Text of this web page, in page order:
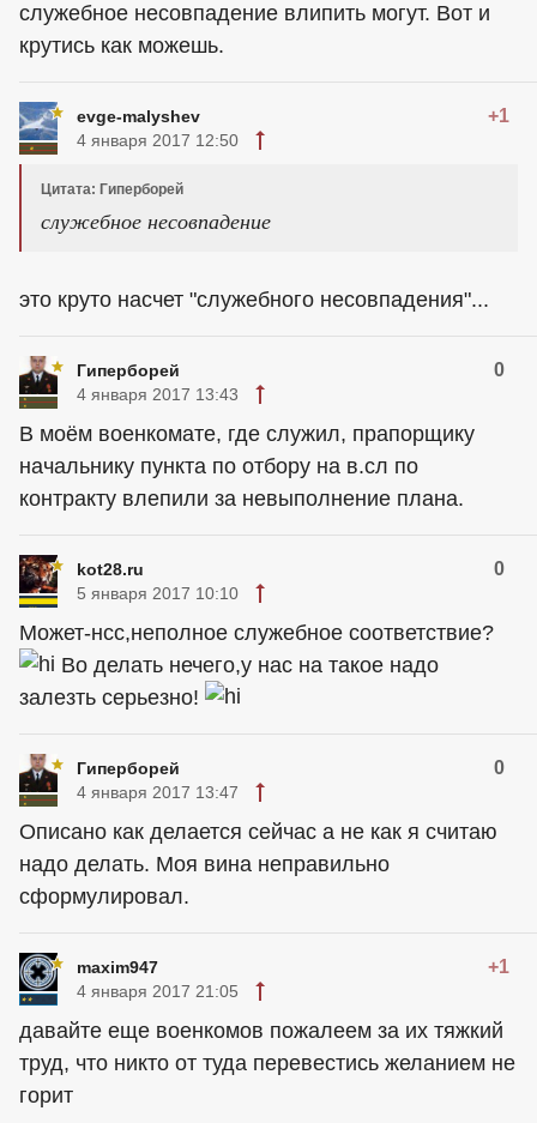
служебное несовпадение влипить могут. Вот и
крутись как можешь.
evge-malyshev +1
4 января 2017 12:50
Цитата: Гиперборей
служебное несовпадение
это круто насчет "служебного несовпадения"...
Гиперборей 0
4 января 2017 13:43
В моём военкомате, где служил, прапорщику
начальнику пункта по отбору на в.сл по
контракту влепили за невыполнение плана.
kot28.ru 0
5 января 2017 10:10
Может-нсс,неполное служебное соответствие?
Во делать нечего,у нас на такое надо
залезть серьезно!
Гиперборей 0
4 января 2017 13:47
Описано как делается сейчас а не как я считаю
надо делать. Моя вина неправильно
сформулировал.
maxim947 +1
4 января 2017 21:05
давайте еще военкомов пожалеем за их тяжкий
труд, что никто от туда перевестись желанием не
горит